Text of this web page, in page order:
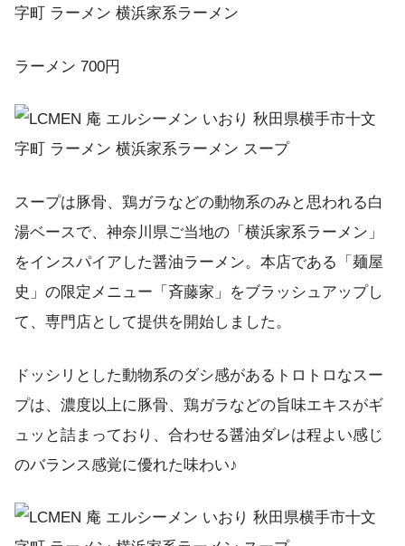
ラーメン 700円
スープは豚骨、鶏ガラなどの動物系のみと思われる白
湯ベースで、神奈川県ご当地の「横浜家系ラーメン」
をインスパイアした醤油ラーメン。本店である「麺屋
史」の限定メニュー「斉藤家」をブラッシュアップし
て、専門店として提供を開始しました。
ドッシリとした動物系のダシ感があるトロトロなスー
プは、濃度以上に豚骨、鶏ガラなどの旨味エキスがギ
ュッと詰まっており、合わせる醤油ダレは程よい感じ
のバランス感覚に優れた味わい♪